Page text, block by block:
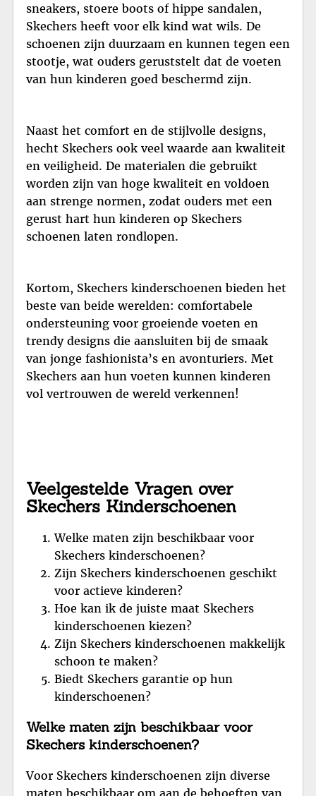
sneakers, stoere boots of hippe sandalen,
Skechers heeft voor elk kind wat wils. De
schoenen zijn duurzaam en kunnen tegen een
stootje, wat ouders geruststelt dat de voeten
van hun kinderen goed beschermd zijn.
Naast het comfort en de stijlvolle designs,
hecht Skechers ook veel waarde aan kwaliteit
en veiligheid. De materialen die gebruikt
worden zijn van hoge kwaliteit en voldoen
aan strenge normen, zodat ouders met een
gerust hart hun kinderen op Skechers
schoenen laten rondlopen.
Kortom, Skechers kinderschoenen bieden het
beste van beide werelden: comfortabele
ondersteuning voor groeiende voeten en
trendy designs die aansluiten bij de smaak
van jonge fashionista’s en avonturiers. Met
Skechers aan hun voeten kunnen kinderen
vol vertrouwen de wereld verkennen!
Veelgestelde Vragen over
Skechers Kinderschoenen
Welke maten zijn beschikbaar voor
Skechers kinderschoenen?
Zijn Skechers kinderschoenen geschikt
voor actieve kinderen?
Hoe kan ik de juiste maat Skechers
kinderschoenen kiezen?
Zijn Skechers kinderschoenen makkelijk
schoon te maken?
Biedt Skechers garantie op hun
kinderschoenen?
Welke maten zijn beschikbaar voor
Skechers kinderschoenen?
Voor Skechers kinderschoenen zijn diverse
maten beschikbaar om aan de behoeften van